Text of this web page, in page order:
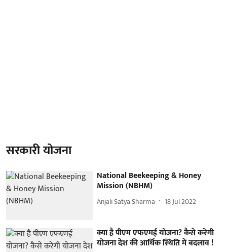
सरकारी योजना
National Beekeeping & Honey
Mission (NBHM)
Anjali Satya Sharma 18 Jul 2022
क्या है पीएम एफएमई योजना? कैसे करेगी
योजना देश की आर्थिक स्थिति में बदलाव !